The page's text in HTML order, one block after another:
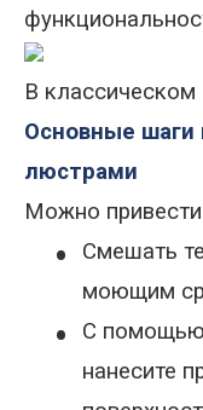
В классическом
Основные шаги
люстрами
Можно
•
Смешать
моющим
•
С помощью
нанесите